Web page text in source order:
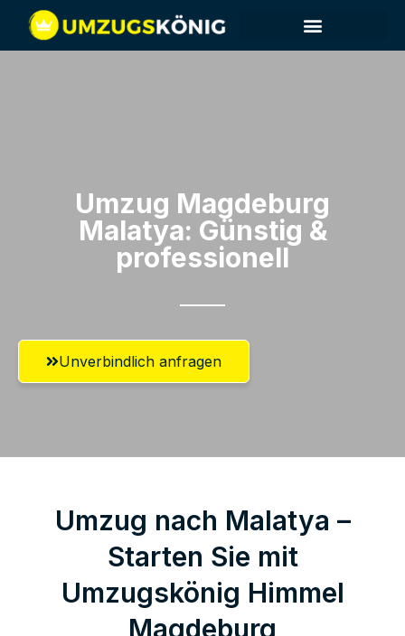
Umzug Magdeburg​
Malatya: Günstig &
professionell​
Unverbindlich anfragen
Umzug nach Malatya –
Starten Sie mit
Umzugskönig Himmel
Magdeburg